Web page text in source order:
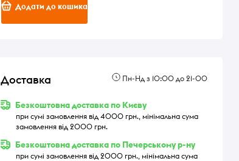
Додати до кошика
Доставка Пн-Нд з 10:00 до 21-00
Безкоштовна доставка по Києву
при сумі замовлення від 4000 грн., мінімальна сума
замовлення від 2000 грн.
Безкоштовна доставка по Печерському р-ну
при сумі замовлення від 2000 грн., мінімальна сума